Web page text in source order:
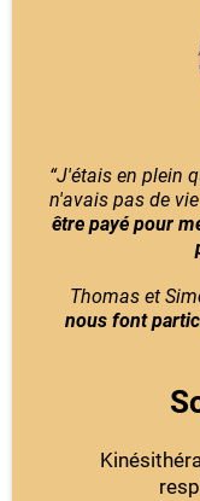
“J'étais en plein
n'avais pas de
être payé pour
Thomas et
nous font